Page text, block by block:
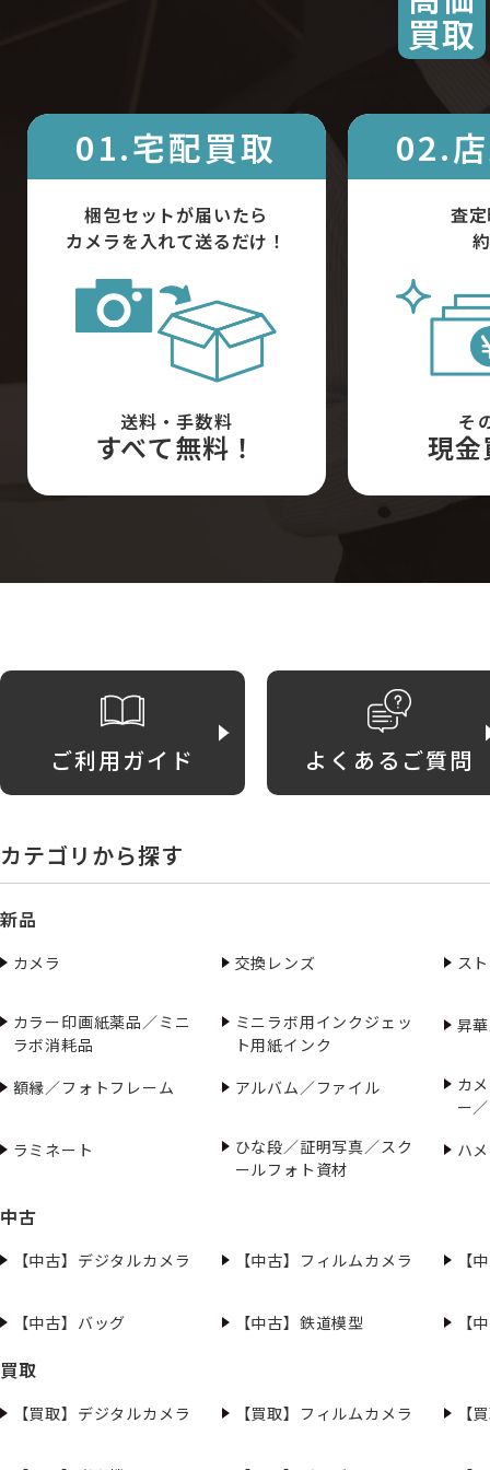
買取
01.宅配買取
梱包セットが届いたら
カメラを入れて送るだけ！
送料・手数料
すべて無料！
02.
査
そ
現
ご利用ガイド よくあるご質問
カテゴリから探す
新品
カメラ 交換レンズ ス
カラー印画紙薬品／ミニ
ラボ消耗品
ミニラボ用インクジェッ
ト用紙インク
昇
額縁／フォトフレーム アルバム／ファイル
カ
ー
ラミネート
ひな段／証明写真／スク
ールフォト資材
ハ
中古
【中古】デジタルカメラ 【中古】フィルムカメラ 【
【中古】バッグ 【中古】鉄道模型 【
買取
【買取】デジタルカメラ 【買取】フィルムカメラ 【